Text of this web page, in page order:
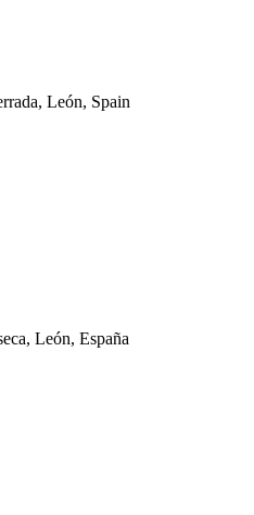
León, Spain
León, España